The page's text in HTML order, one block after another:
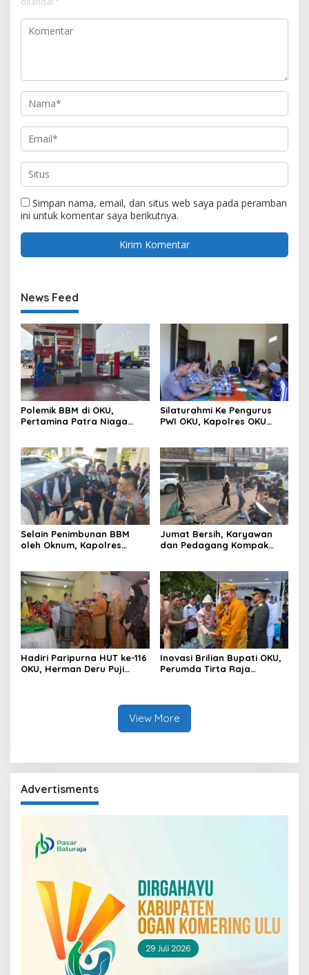
Simpan nama, email, dan situs web saya pada peramban
ini untuk komentar saya berikutnya.
News Feed
Polemik BBM di OKU,
Pertamina Patra Niaga
BBM Subsidi dan Perkuat
Pengawasan di Kabupaten
Ogan Komering Ulu
Silaturahmi Ke Pengurus
PWI OKU, Kapolres OKU
Selain Penimbunan BBM
oleh Oknum, Kapolres
Niaga Bungkam
Jumat Bersih, Karyawan
dan Pedagang Kompak
Hadiri Paripurna HUT ke-116
OKU, Herman Deru Puji
Inovasi Brilian Bupati OKU,
Perumda Tirta Raja
View More
Advertisments